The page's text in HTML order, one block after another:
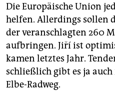
Die Europäische Union
helfen. Allerdings sollen
der veranschlagten 260
aufbringen. Jiří ist
kamen letztes Jahr.
schließlich gibt es ja
Elbe-Radweg.